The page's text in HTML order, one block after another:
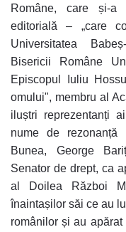
Române, care și-a
editorială – „care
Universitatea
Bisericii Române
Episcopul Iuliu
omului", membru al
iluștri reprezentanți
nume de rezonanță
Bunea, George
Senator de drept, ca
al Doilea Război
înaintașilor săi ce au
românilor și au